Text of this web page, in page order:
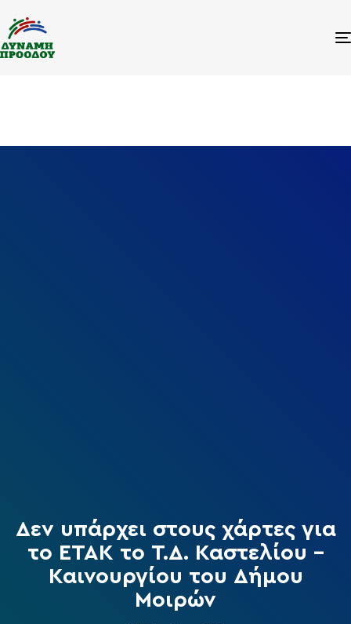
Δεν υπάρχει στους χάρτες για
το ΕΤΑΚ το Τ.Δ. Καστελίου –
Καινουργίου του Δήμου
Μοιρών